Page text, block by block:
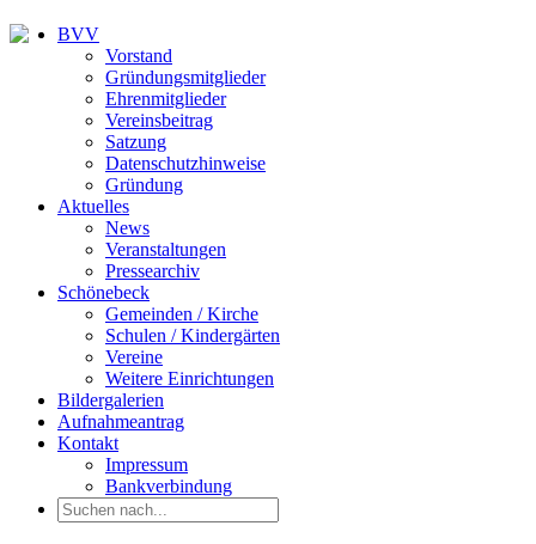
BVV
Vorstand
Gründungsmitglieder
Ehrenmitglieder
Vereinsbeitrag
Satzung
Datenschutzhinweise
Gründung
Aktuelles
News
Veranstaltungen
Pressearchiv
Schönebeck
Gemeinden / Kirche
Schulen / Kindergärten
Vereine
Weitere Einrichtungen
Bildergalerien
Aufnahmeantrag
Kontakt
Impressum
Bankverbindung